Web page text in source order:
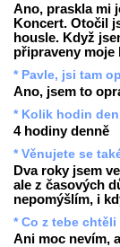
Ano, praskla mi
Koncert. Otočil
housle. Když
připraveny moje
* Pavle, jsi tam
Ano, jsem to
* Kolik hodin
4 hodiny denně
* Věnujete se
Dva roky jsem
ale z časových
nepomýšlím, i
* Co z tebe
Ani moc nevím,